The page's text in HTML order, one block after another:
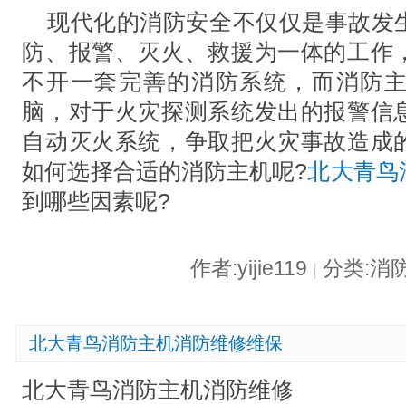
现代化的消防安全不仅仅是事故发
防、报警、灭火、救援为一体的工作
不开一套完善的消防系统，而消防
脑，对于火灾探测系统发出的报警信
自动灭火系统，争取把火灾事故造成
如何选择合适的消防主机呢?北大青鸟
到哪些因素呢?
作者:yijie119 | 分类:消
北大青鸟消防主机消防维修维保
北大青鸟消防主机消防维修